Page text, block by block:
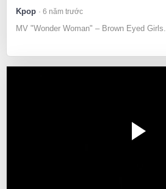
Kpop 6 năm trước
MV "Wonder Woman" – Brown Eyed Girls.